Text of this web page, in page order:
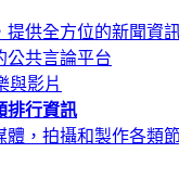
供全方位的新聞資
公共言論平台
與影片
排行資訊
，拍攝和製作各類